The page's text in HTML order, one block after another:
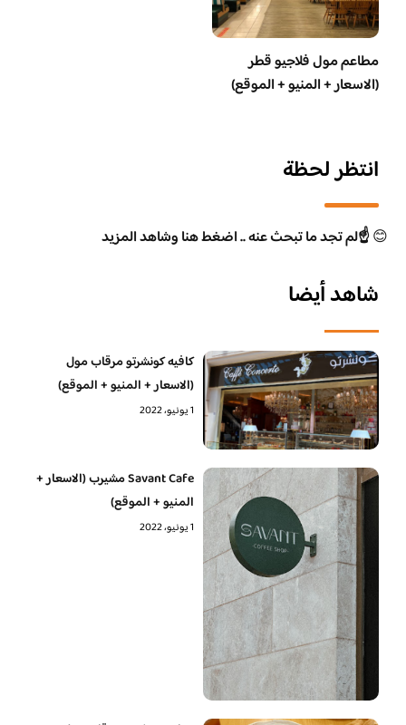
مطاعم مول فلاجيو قطر
(الاسعار + المنيو + الموقع)
انتظر لحظة
😊☝️لم تجد ما تبحث عنه .. اضغط هنا وشاهد المزيد
شاهد أيضا
كافيه كونشرتو مرقاب مول
(الاسعار + المنيو + الموقع)
1 يونيو، 2022
Savant Cafe مشيرب (الاسعار +
المنيو + الموقع)
1 يونيو، 2022